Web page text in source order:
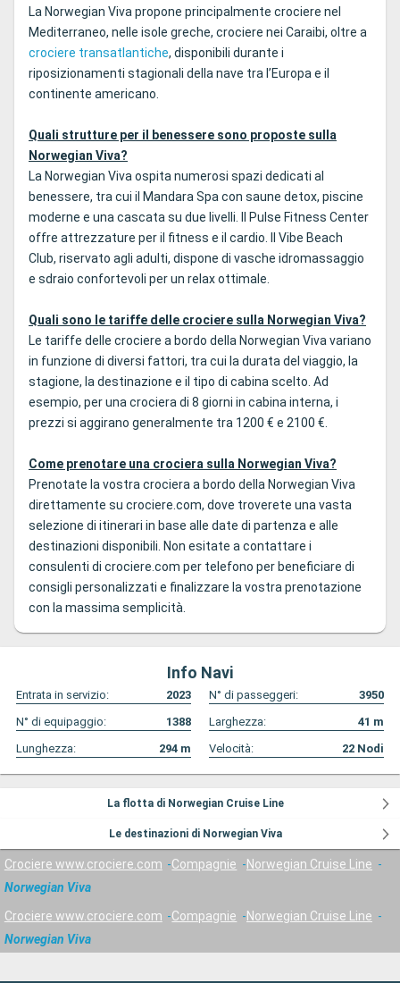
La Norwegian Viva propone principalmente crociere nel
Mediterraneo, nelle isole greche, crociere nei Caraibi, oltre a
crociere transatlantiche, disponibili durante i
riposizionamenti stagionali della nave tra l’Europa e il
continente americano.
Quali strutture per il benessere sono proposte sulla
Norwegian Viva?
La Norwegian Viva ospita numerosi spazi dedicati al
benessere, tra cui il Mandara Spa con saune detox, piscine
moderne e una cascata su due livelli. Il Pulse Fitness Center
offre attrezzature per il fitness e il cardio. Il Vibe Beach
Club, riservato agli adulti, dispone di vasche idromassaggio
e sdraio confortevoli per un relax ottimale.
Quali sono le tariffe delle crociere sulla Norwegian Viva?
Le tariffe delle crociere a bordo della Norwegian Viva variano
in funzione di diversi fattori, tra cui la durata del viaggio, la
stagione, la destinazione e il tipo di cabina scelto. Ad
esempio, per una crociera di 8 giorni in cabina interna, i
prezzi si aggirano generalmente tra 1200 € e 2100 €.
Come prenotare una crociera sulla Norwegian Viva?
Prenotate la vostra crociera a bordo della Norwegian Viva
direttamente su crociere.com, dove troverete una vasta
selezione di itinerari in base alle date di partenza e alle
destinazioni disponibili. Non esitate a contattare i
consulenti di crociere.com per telefono per beneficiare di
consigli personalizzati e finalizzare la vostra prenotazione
con la massima semplicità.
Info Navi
Entrata in servizio: 2023 N° di passeggeri:
3950
N° di equipaggio:
1388 Larghezza: 41 m
Lunghezza:
294 m Velocità: 22 Nodi
La flotta di Norwegian Cruise Line
Le destinazioni di Norwegian Viva
Crociere www.crociere.com Compagnie
Norwegian Cruise Line
Norwegian Viva
Crociere www.crociere.com Compagnie
Norwegian Cruise Line
Norwegian Viva